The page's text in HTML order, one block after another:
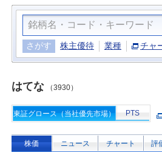
さがす 株主優待 業種 チャ
はてな （3930）
東証グロース（当社優先市場） PTS
株価 ニュース チャート 評